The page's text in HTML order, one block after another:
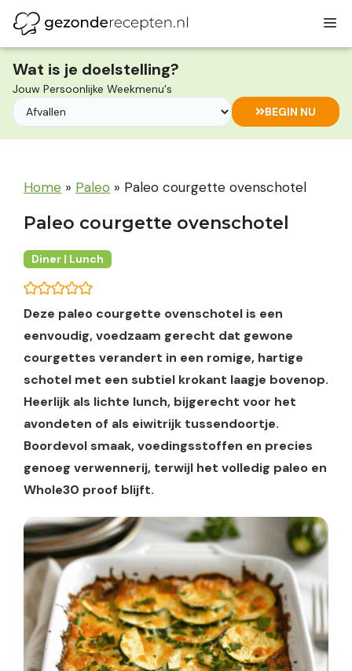
naar
de
inhoud
Wat is je doelstelling?
Jouw Persoonlijke Weekmenu's
BEGIN NU
Home » Paleo » Paleo courgette ovenschotel
Paleo courgette ovenschotel
Diner | Lunch
Deze paleo courgette ovenschotel is een
eenvoudig, voedzaam gerecht dat gewone
courgettes verandert in een romige, hartige
schotel met een subtiel krokant laagje bovenop.
Heerlijk als lichte lunch, bijgerecht voor het
avondeten of als eiwitrijk tussendoortje.
Boordevol smaak, voedingsstoffen en precies
genoeg verwennerij, terwijl het volledig paleo en
Whole30 proof blijft.